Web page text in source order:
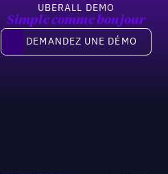
UBERALL DEMO
Simple comme bonjour
Demandez une démo
DEMANDEZ UNE DÉMO